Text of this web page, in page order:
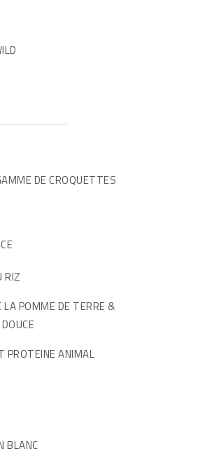
DE CROQUETTES
RIZ
LA POMME DE TERRE &
PROTEINE ANIMAL
BLANC